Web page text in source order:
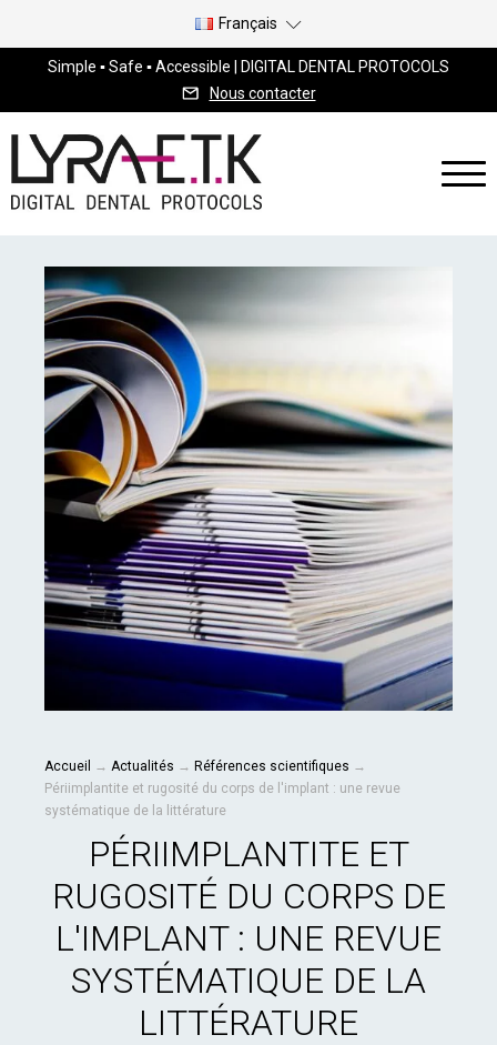
Simple ▪ Safe ▪ Accessible | DIGITAL DENTAL PROTOCOLS
Nous contacter
Français
Accueil → Actualités → Références scientifiques →
Périimplantite et rugosité du corps de l'implant : une revue
systématique de la littérature
PÉRIIMPLANTITE ET
RUGOSITÉ DU CORPS DE
L'IMPLANT : UNE REVUE
SYSTÉMATIQUE DE LA
LITTÉRATURE